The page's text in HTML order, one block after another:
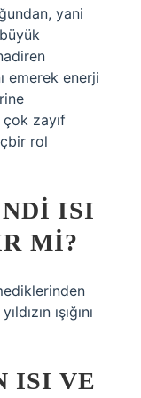
yani
emerek enerji
zayıf
rol
ISI
MI?
ışığını
ISI VE